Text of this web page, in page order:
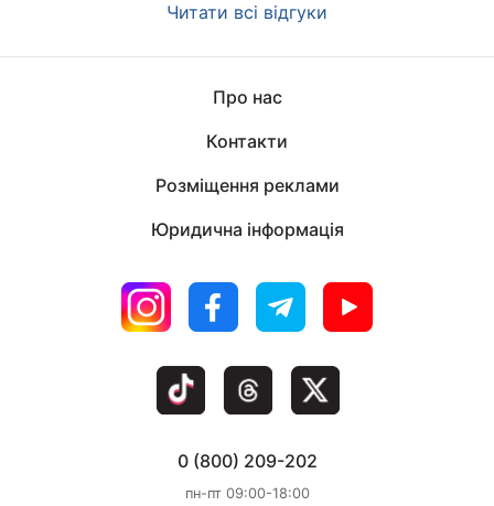
Читати всі відгуки
Про нас
Контакти
Розміщення реклами
Юридична інформація
0 (800) 209-202
пн-пт 09:00-18:00